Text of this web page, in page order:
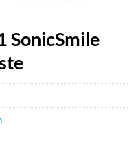
SonicSmile